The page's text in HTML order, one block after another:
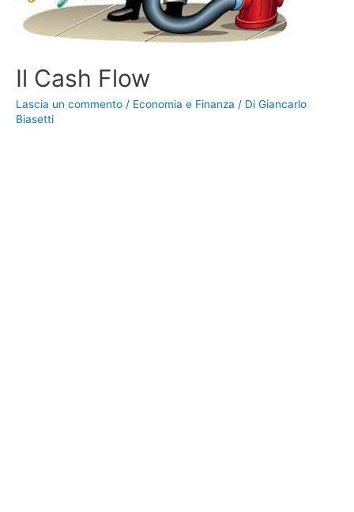
Il Cash Flow
Lascia un commento / Economia e Finanza / Di Giancarlo
Biasetti